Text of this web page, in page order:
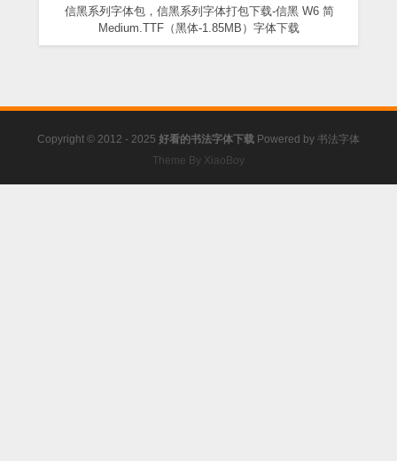
信黑系列字体包，信黑系列字体打包下载-信黑 W6 简
Medium.TTF（黑体-1.85MB）字体下载
Copyright © 2012 - 2025 好看的书法字体下载 Powered by 书法字体
Theme By XiaoBoy